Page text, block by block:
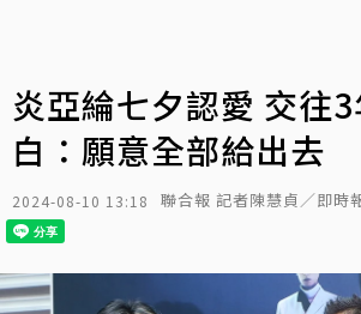
炎亞綸七夕認愛 交往
白：願意全部給出去
2024-08-10 13:18 聯合報 記者陳慧貞／即時